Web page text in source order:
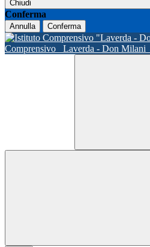
Chiudi
Conferma
Annulla Conferma
Comprensivo
Laverda - Don Milani